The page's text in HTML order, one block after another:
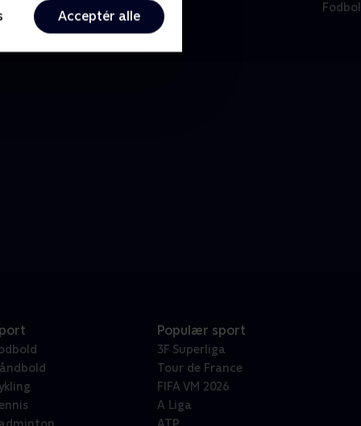
Acceptér alle
• Sport • 28 min
Populær sport
3F Superliga
Tour de France
FIFA VM 2026
A Liga